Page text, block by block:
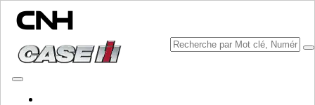
CONSULTER LES CATALOGUES